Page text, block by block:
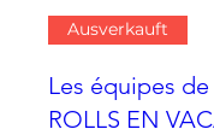
Ausverkauft
Les équipes
ROLLS EN